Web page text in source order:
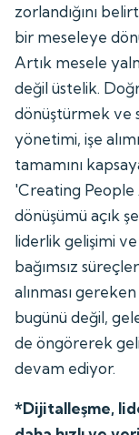
zorlandığını
bir meseleye
Artık mesele
değil üstelik.
dönüştürmek ve
yönetimi, işe
tamamını
'Creating People
dönüşümü açık
liderlik gelişimi
bağımsız
alınması
bugünü değil,
de öngörerek
devam ediyor.
*Dijitalleşme,